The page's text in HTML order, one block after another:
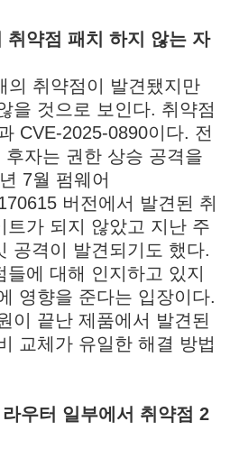
취약점 패치 하지 않는 자
의 취약점이 발견됐지만
을 것으로 보인다. 취약점
CVE-2025-0890이다. 전
자는 권한 상승 공격을
7월 펌웨어
버전에서 발견된 취
트가 되지 않았고 지난 주
공격이 발견되기도 했다.
에 대해 인지하고 있지
영향을 준다는 입장이다.
이 끝난 제품에서 발견된
교체가 유일한 해결 방법
우터 일부에서 취약점 2